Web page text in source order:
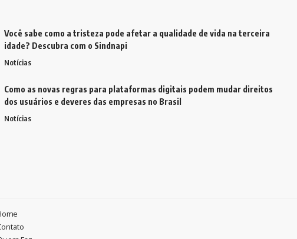
Você sabe como a tristeza pode afetar a qualidade de vida na terceira
idade? Descubra com o Sindnapi
Notícias
Como as novas regras para plataformas digitais podem mudar direitos
dos usuários e deveres das empresas no Brasil
Notícias